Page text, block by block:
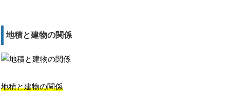
地積と建物の関係
地積と建物の関係